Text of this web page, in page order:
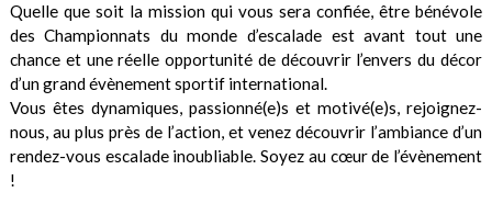
Quelle que soit la mission qui vous sera confiée, être bénévole
des Championnats du monde d’escalade est avant tout une
chance et une réelle opportunité de découvrir l’envers du décor
d’un grand évènement sportif international.
Vous êtes dynamiques, passionné(e)s et motivé(e)s, rejoignez-
nous, au plus près de l’action, et venez découvrir l’ambiance d’un
rendez-vous escalade inoubliable. Soyez au cœur de l’évènement
!